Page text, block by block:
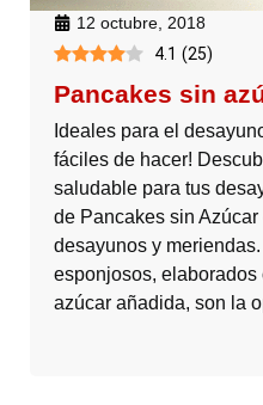
12 octubre, 2018
4.1 (25)
Pancakes sin
Ideales para el
fáciles de hacer!
saludable para tus
de Pancakes sin
desayunos y
esponjosos,
azúcar añadida, son la